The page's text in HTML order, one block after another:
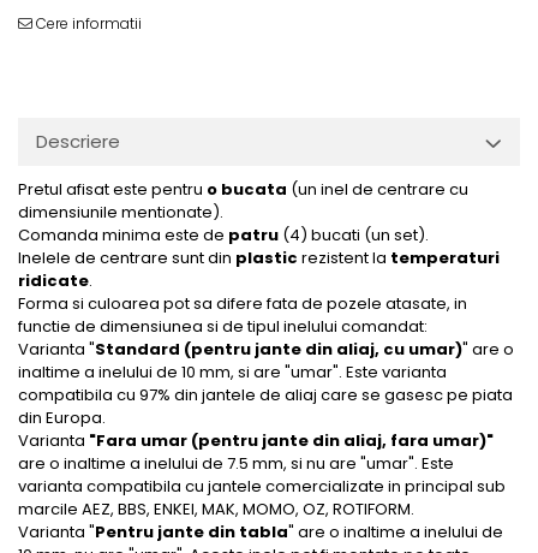
Cere informatii
Descriere
Pretul afisat este pentru o bucata (un inel de centrare cu
dimensiunile mentionate).
Comanda minima este de patru (4) bucati (un set).
Inelele de centrare sunt din plastic rezistent la temperaturi
ridicate.
Forma si culoarea pot sa difere fata de pozele atasate, in
functie de dimensiunea si de tipul inelului comandat:
Varianta "Standard (pentru jante din aliaj, cu umar)" are o
inaltime a inelului de 10 mm, si are "umar". Este varianta
compatibila cu 97% din jantele de aliaj care se gasesc pe piata
din Europa.
Varianta "Fara umar (pentru jante din aliaj, fara umar)"
are o inaltime a inelului de 7.5 mm, si nu are "umar". Este
varianta compatibila cu jantele comercializate in principal sub
marcile AEZ, BBS, ENKEI, MAK, MOMO, OZ, ROTIFORM.
Varianta "Pentru jante din tabla" are o inaltime a inelului de